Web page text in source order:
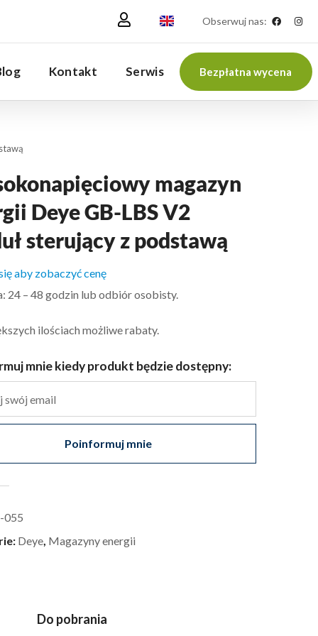
Obserwuj nas:
Kontakt Serwis Bezpłatna wycena
magazyn
Deye GB-LBS V2
sterujący z podstawą
aby zobaczyć cenę
24 – 48 godzin lub odbiór osobisty.
ilościach możliwe rabaty.
mnie kiedy produkt będzie dostępny:
Poinformuj mnie
055
Deye, Magazyny energii
Do pobrania